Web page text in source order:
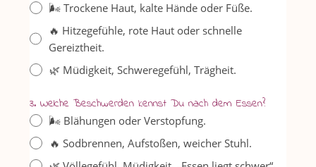
🌬️ Trockene Haut, kalte Hände oder Füße.
🔥 Hitzegefühle, rote Haut oder schnelle
Gereiztheit.
🌿 Müdigkeit, Schweregefühl, Trägheit.
3. Welche Beschwerden kennst Du nach dem Essen?
🌬️ Blähungen oder Verstopfung.
🔥 Sodbrennen, Aufstoßen, weicher Stuhl.